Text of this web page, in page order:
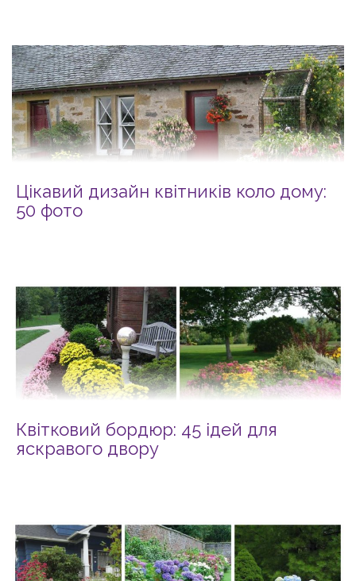
Цікавий дизайн квітників коло дому:
50 фото
Квітковий бордюр: 45 ідей для
яскравого двору